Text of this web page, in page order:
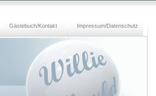
Gästebuch/Kontakt Impressum/Datenschutz